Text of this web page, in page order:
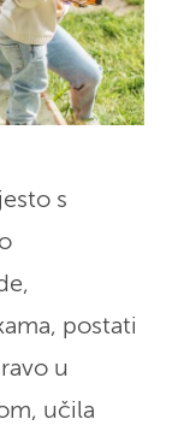
s
postati
u
učila